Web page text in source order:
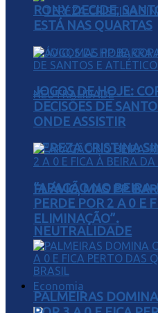
TEREZA CRISTINA
FLÁVIO, MAS PP
NEUTRALIDADE
Economia
RONY DECIDE,
ESTÁ NAS QUARTAS
JOGOS DE HOJE:
DECISÕES DE
ONDE ASSISTIR
“APAGÃO NO
PERDE POR 2 A 0 E
ELIMINAÇÃO”.
PALMEIRAS